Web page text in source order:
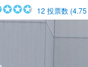
12 投票数 (4.75